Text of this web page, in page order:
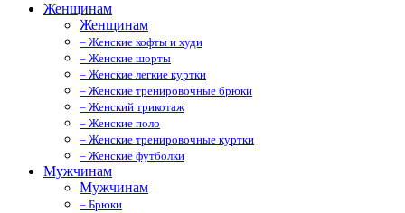
Женщинам
Женщинам
– Женские кофты и худи
– Женские шорты
– Женские легкие куртки
– Женские тренировочные брюки
– Женский трикотаж
– Женские поло
– Женские тренировочные куртки
– Женские футболки
Мужчинам
Мужчинам
– Брюки